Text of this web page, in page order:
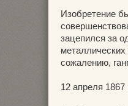
Изобретение
зацепился за
сожалению,
12 апреля